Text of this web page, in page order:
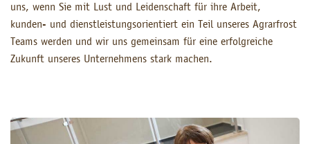
uns, wenn Sie mit Lust und Leidenschaft für ihre Arbeit,
kunden- und dienstleistungsorientiert ein Teil unseres Agrarfrost
Teams werden und wir uns gemeinsam für eine erfolgreiche
Zukunft unseres Unternehmens stark machen.